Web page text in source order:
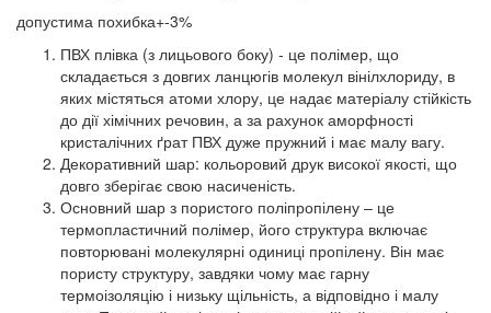
допустима похибка+-3%
ПВХ плівка (з лицьового боку) - це полімер, що
складається з довгих ланцюгів молекул вінілхлориду, в
яких містяться атоми хлору, це надає матеріалу стійкість
до дії хімічних речовин, а за рахунок аморфності
кристалічних ґрат ПВХ дуже пружний і має малу вагу.
Декоративний шар: кольоровий друк високої якості, що
довго зберігає свою насиченість.
Основний шар з пористого поліпропілену – це
термопластичний полімер, його структура включає
повторювані молекулярні одиниці пропілену. Він має
пористу структуру, завдяки чому має гарну
термоізоляцію і низьку щільність, а відповідно і малу